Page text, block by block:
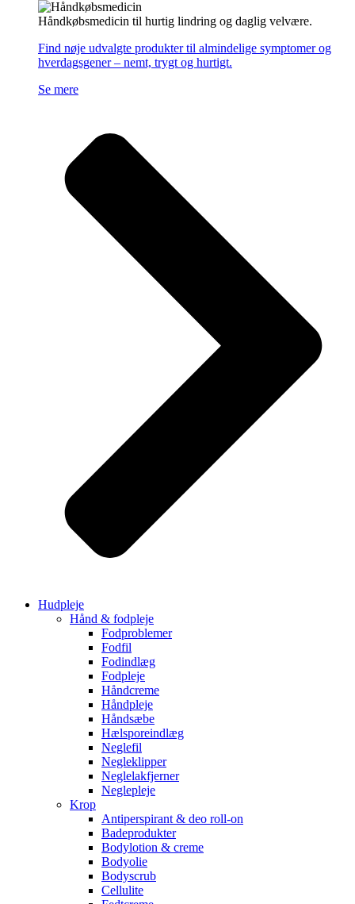
Håndkøbsmedicin til hurtig lindring og daglig velvære.
Find nøje udvalgte produkter til almindelige symptomer og
hverdagsgener – nemt, trygt og hurtigt.
Se mere
Hudpleje
Hånd & fodpleje
Fodproblemer
Fodfil
Fodindlæg
Fodpleje
Håndcreme
Håndpleje
Håndsæbe
Hælsporeindlæg
Neglefil
Negleklipper
Neglelakfjerner
Neglepleje
Krop
Antiperspirant & deo roll-on
Badeprodukter
Bodylotion & creme
Bodyolie
Bodyscrub
Cellulite